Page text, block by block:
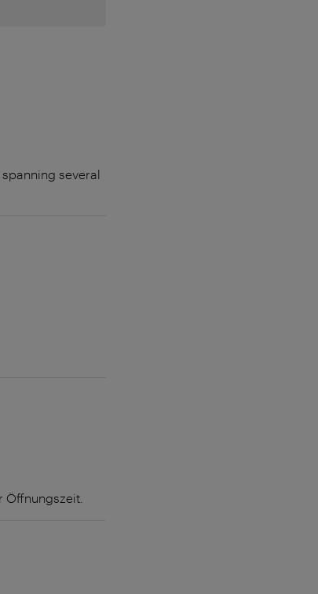
several
Öffnungszeit.